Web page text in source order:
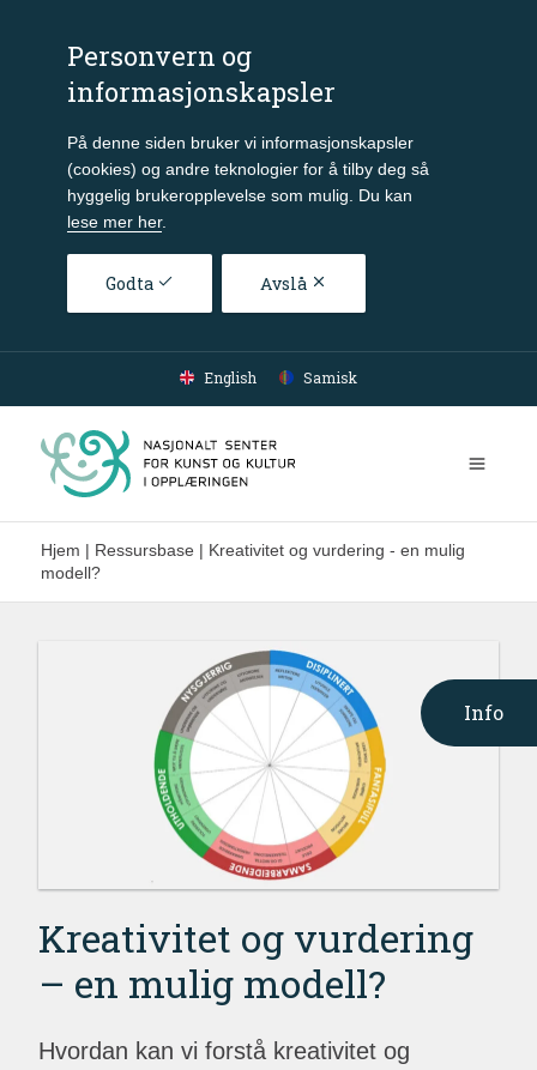
Personvern og
informasjonskapsler
På denne siden bruker vi informasjonskapsler
(cookies) og andre teknologier for å tilby deg så
hyggelig brukeropplevelse som mulig. Du kan
lese mer her.
Godta Avslå
Gå til hovedinnhold
English Samisk
Hjem | Ressursbase | Kreativitet og vurdering - en mulig
modell?
Info
Kreativitet og vurdering
– en mulig modell?
Hvordan kan vi forstå kreativitet og